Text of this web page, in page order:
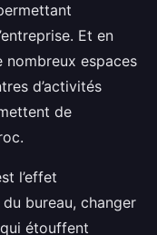
Et en
nombreux espaces
d’activités
de
l’effet
bureau, changer
étouffent